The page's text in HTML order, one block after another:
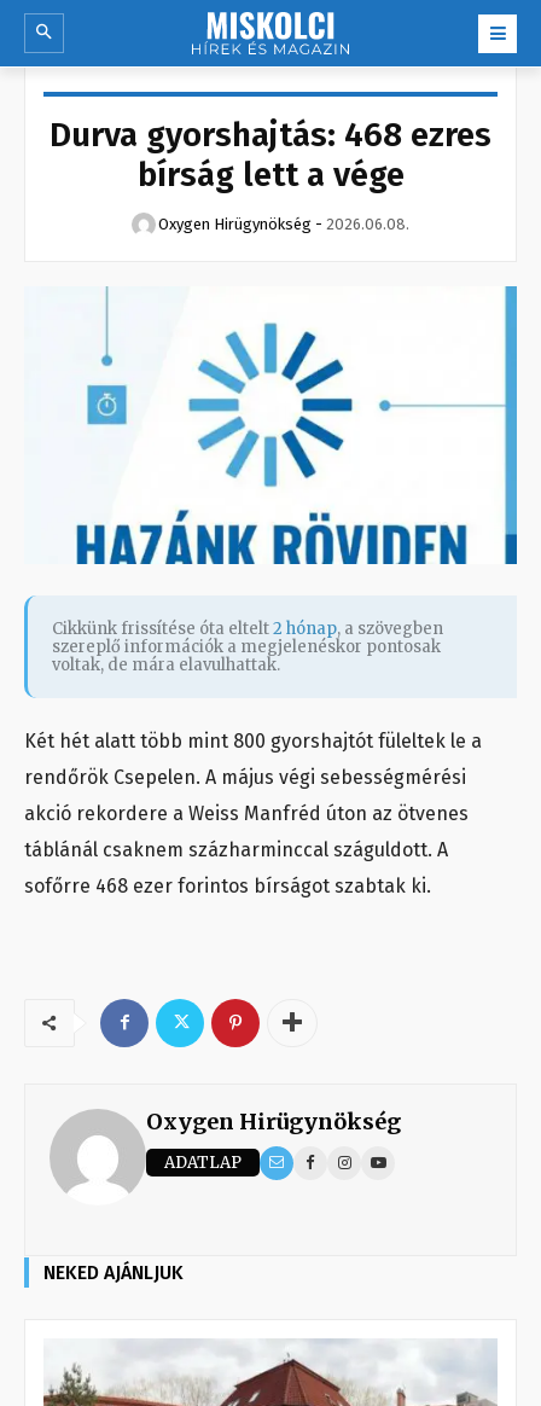
Durva gyorshajtás: 468 ezres
bírság lett a vége
Oxygen Hirügynökség - 2026.06.08.
Cikkünk frissítése óta eltelt2 hónap, a szövegben
szereplő információk a megjelenéskor pontosak
voltak, de mára elavulhattak.
Két hét alatt több mint 800 gyorshajtót füleltek le a
rendőrök Csepelen. A május végi sebességmérési
akció rekordere a Weiss Manfréd úton az ötvenes
táblánál csaknem százharminccal száguldott. A
sofőrre 468 ezer forintos bírságot szabtak ki.
Oxygen Hirügynökség
ADATLAP
NEKED AJÁNLJUK